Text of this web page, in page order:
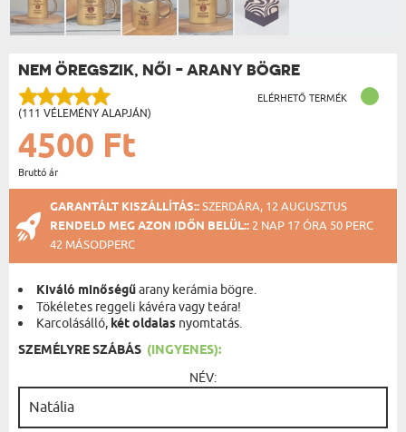
NEM ÖREGSZIK, NŐI - ARANY BÖGRE
(111 VÉLEMÉNY ALAPJÁN)
ELÉRHETŐ TERMÉK
4500 Ft
Bruttó ár
GARANTÁLT KISZÁLLÍTÁS::SZERDÁRA, 12 AUGUSZTUS
RENDELD MEG AZON IDŐN BELÜL:: 2 NAP 17 ÓRA 50 PERC
42 MÁSODPERC
Kiváló minőségűarany kerámia bögre.
Tökéletes reggeli kávéra vagy teára!
Karcolásálló, két oldalas nyomtatás.
SZEMÉLYRE SZÁBÁS (INGYENES):
NÉV: